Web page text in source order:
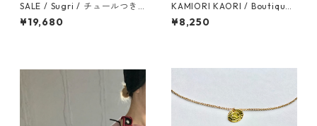
SALE / Sugri / チュールつき
ハット
¥19,680
KAMIORI KAORI / Boutique
crystal bracelet / silver
¥8,250